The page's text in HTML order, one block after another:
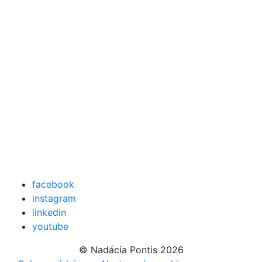
facebook
instagram
linkedin
youtube
© Nadácia Pontis 2026